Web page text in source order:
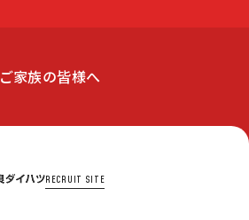
ご家族の皆様へ
RECRUIT SITE